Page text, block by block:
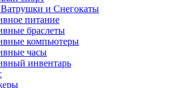
и Снегокаты
питание
браслеты
компьютеры
часы
инвентарь